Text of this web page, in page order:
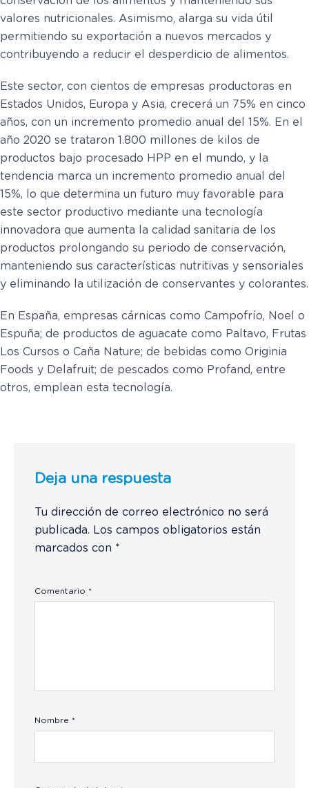
valores nutricionales. Asimismo, alarga su vida útil
permitiendo su exportación a nuevos mercados y
contribuyendo a reducir el desperdicio de alimentos.
Este sector, con cientos de empresas productoras en
Estados Unidos, Europa y Asia, crecerá un 75% en cinco
años, con un incremento promedio anual del 15%. En el
año 2020 se trataron 1.800 millones de kilos de
productos bajo procesado HPP en el mundo, y la
tendencia marca un incremento promedio anual del
15%, lo que determina un futuro muy favorable para
este sector productivo mediante una tecnología
innovadora que aumenta la calidad sanitaria de los
productos prolongando su periodo de conservación,
manteniendo sus características nutritivas y sensoriales
y eliminando la utilización de conservantes y colorantes.
En España, empresas cárnicas como Campofrío, Noel o
Espuña; de productos de aguacate como Paltavo, Frutas
Los Cursos o Caña Nature; de bebidas como Originia
Foods y Delafruit; de pescados como Profand, entre
otros, emplean esta tecnología.
Deja una respuesta
Tu dirección de correo electrónico no será
publicada. Los campos obligatorios están
marcados con *
Comentario *
Nombre *